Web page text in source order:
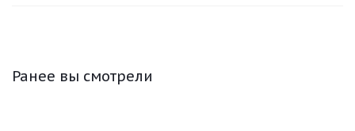
Ранее вы смотрели